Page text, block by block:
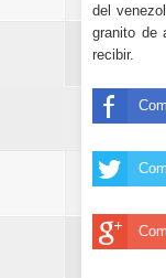
del
granito de
recibir.